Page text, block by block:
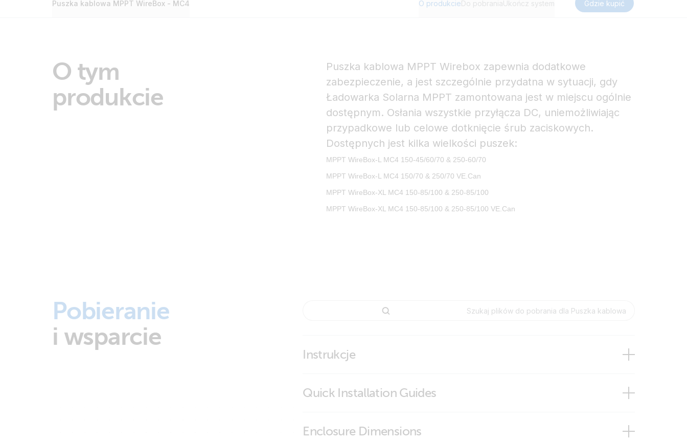
Puszka kablowa MPPT WireBox - MC4 O produkcieDo pobraniaUkończ system Gdzie kupić
O tym
produkcie
Puszka kablowa MPPT Wirebox zapewnia dodatkowe
zabezpieczenie, a jest szczególnie przydatna w sytuacji, gdy
Ładowarka Solarna MPPT zamontowana jest w miejscu ogólnie
dostępnym. Osłania wszystkie przyłącza DC, uniemożliwiając
przypadkowe lub celowe dotknięcie śrub zaciskowych.
Dostępnych jest kilka wielkości puszek:
MPPT WireBox-L MC4 150-45/60/70 & 250-60/70
MPPT WireBox-L MC4 150/70 & 250/70 VE.Can
MPPT WireBox-XL MC4 150-85/100 & 250-85/100
MPPT WireBox-XL MC4 150-85/100 & 250-85/100 VE.Can
Pobieranie
i wsparcie
Instrukcje
Quick Installation Guides
Enclosure Dimensions